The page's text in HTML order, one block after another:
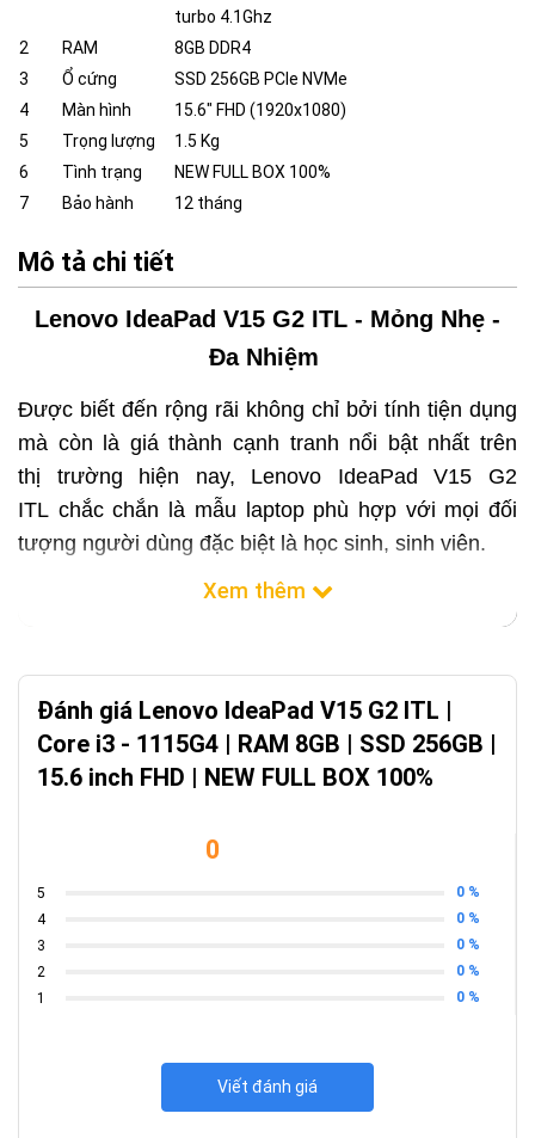
turbo 4.1Ghz
2
RAM
8GB DDR4
3
Ổ cứng
SSD 256GB PCIe NVMe
4
Màn hình
15.6" FHD (1920x1080)
5
Trọng lượng
1.5 Kg
6
Tình trạng
NEW FULL BOX 100%
7
Bảo hành 12 tháng
Mô tả chi tiết
Lenovo IdeaPad V15 G2 ITL - Mỏng Nhẹ -
Đa Nhiệm
Được biết đến rộng rãi không chỉ bởi tính tiện dụng
mà còn là giá thành cạnh tranh nổi bật nhất trên
thị trường hiện nay, Lenovo IdeaPad V15 G2
ITL chắc chắn là mẫu laptop phù hợp với mọi đối
tượng người dùng đặc biệt là học sinh, sinh viên.
Thi
luôn sử dụng những chất liệu tốt nhất cho các sản
phẩm của mình. Lenovo IdeaPad V15 G2 ITL cũng
Đánh giá Lenovo IdeaPad V15 G2 ITL |
Core i3 - 1115G4 | RAM 8GB | SSD 256GB |
15.6 inch FHD | NEW FULL BOX 100%
0
5
0 %
4
0 %
3
0 %
2
0 %
1
0 %
Viết đánh giá